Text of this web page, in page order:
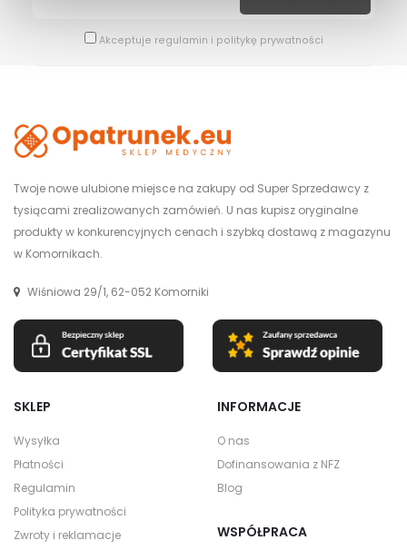
Akceptuje regulamin i politykę prywatności
Twoje nowe ulubione miejsce na zakupy od Super Sprzedawcy z
tysiącami zrealizowanych zamówień. U nas kupisz oryginalne
produkty w konkurencyjnych cenach i szybką dostawą z magazynu
w Komornikach.
Wiśniowa 29/1, 62-052 Komorniki
SKLEP
Wysyłka
Płatności
Regulamin
Polityka prywatności
Zwroty i reklamacje
INFORMACJE
O nas
Dofinansowania z NFZ
Blog
WSPÓŁPRACA